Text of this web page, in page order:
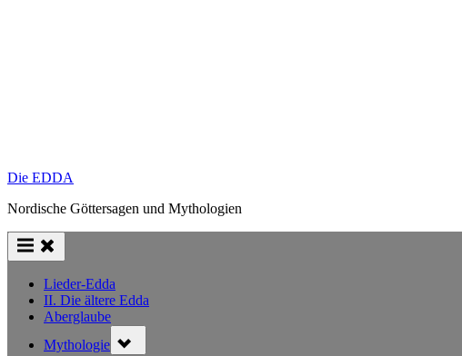
Die EDDA
Nordische Göttersagen und Mythologien
Lieder-Edda
II. Die ältere Edda
Aberglaube
Mythologie sub-